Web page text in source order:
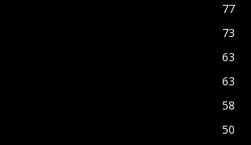
77
73
63
63
58
50